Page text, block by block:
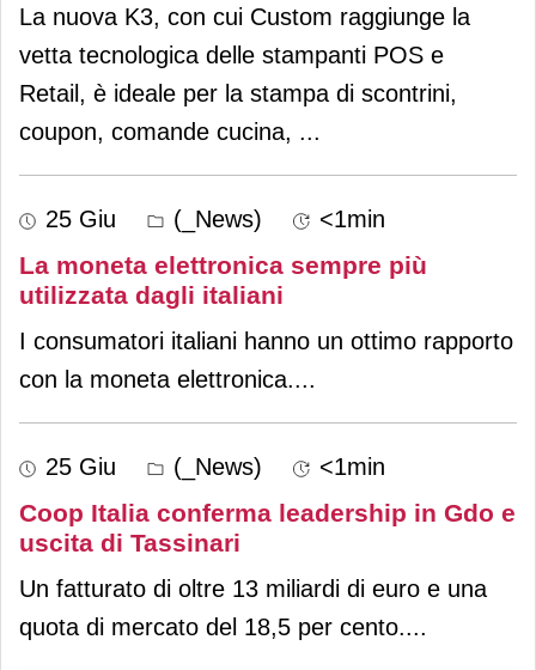
La nuova K3, con cui Custom raggiunge la
vetta tecnologica delle stampanti POS e
Retail, è ideale per la stampa di scontrini,
coupon, comande cucina, ...
25 Giu (_News) <1min
La moneta elettronica sempre più
utilizzata dagli italiani
I consumatori italiani hanno un ottimo rapporto
con la moneta elettronica....
25 Giu (_News) <1min
Coop Italia conferma leadership in Gdo e
uscita di Tassinari
Un fatturato di oltre 13 miliardi di euro e una
quota di mercato del 18,5 per cento....